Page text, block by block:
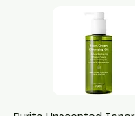
Purito Unscented Toner